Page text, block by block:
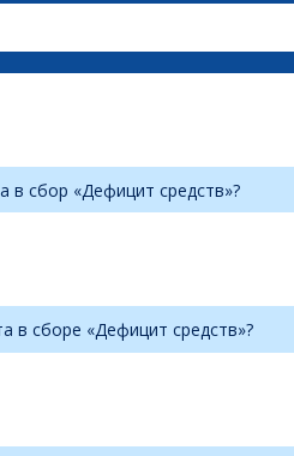
в сбор «Дефицит средств»?
в сборе «Дефицит средств»?